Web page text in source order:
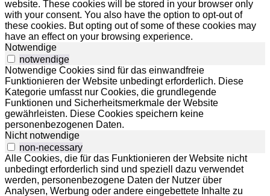
website. These cookies will be stored in your browser only
with your consent. You also have the option to opt-out of
these cookies. But opting out of some of these cookies may
have an effect on your browsing experience.
Notwendige
notwendige
Notwendige Cookies sind für das einwandfreie
Funktionieren der Website unbedingt erforderlich. Diese
Kategorie umfasst nur Cookies, die grundlegende
Funktionen und Sicherheitsmerkmale der Website
gewährleisten. Diese Cookies speichern keine
personenbezogenen Daten.
Nicht notwendige
non-necessary
Alle Cookies, die für das Funktionieren der Website nicht
unbedingt erforderlich sind und speziell dazu verwendet
werden, personenbezogene Daten der Nutzer über
Analysen, Werbung oder andere eingebettete Inhalte zu